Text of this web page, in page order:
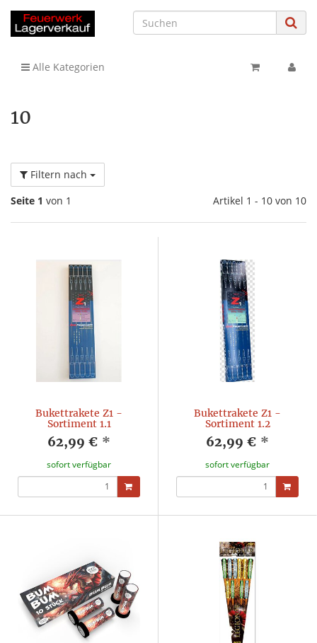
Alle Kategorien
10
Filtern nach
Seite 1 von 1 Artikel 1 - 10 von 10
Bukettrakete Z1 -
Sortiment 1.1
62,99 € *
sofort verfügbar
Bukettrakete Z1 -
Sortiment 1.2
62,99 € *
sofort verfügbar